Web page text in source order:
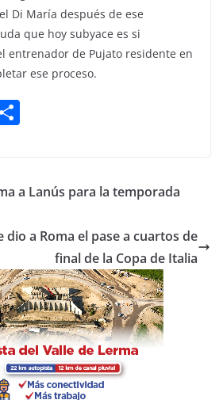
Di María después de ese
que hoy subyace es si
entrenador de Pujato residente en
ese proceso.
p
tir
a Lanús para la temporada
dio a Roma el pase a cuartos de
final de la Copa de Italia